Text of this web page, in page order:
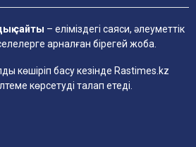
сайты – еліміздегі саяси, әлеуметтік
арналған бірегей жоба.
көшіріп басу кезінде Rastimes.kz
көрсетуді талап етеді.